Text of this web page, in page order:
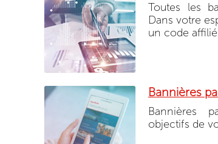
Toutes les
Dans votre
un code
Bannières
Bannières
objectifs de